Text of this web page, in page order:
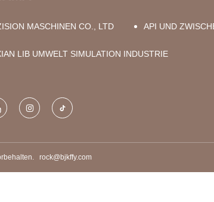
MASCHINEN CO., LTD API UND
LIB UMWELT SIMULATION INDUSTRIE
rock@bjkffy.com